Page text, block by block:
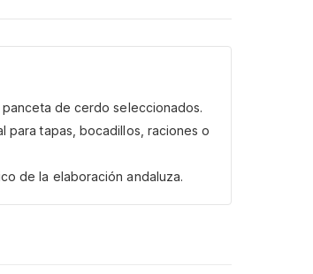
de cerdo seleccionados.
para tapas, bocadillos, raciones o
de la elaboración andaluza.